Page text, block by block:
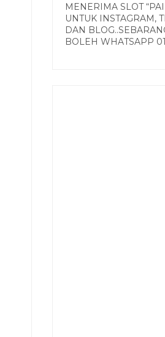
MENERIMA SLOT
UNTUK INSTAGRAM,
DAN
BOLEH WHATSAPP